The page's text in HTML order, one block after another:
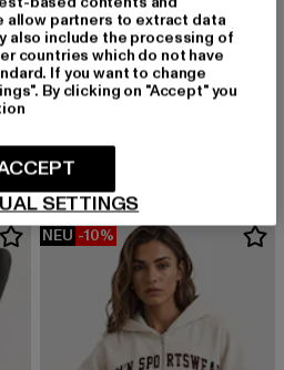
79,99 EUR
AIMN
80,99 EUR
Derzeitiger Preis: 80,99 EUR
NEU -10%
allow partners to extract data
also include the processing of
countries which do not have
If you want to change
By clicking on "Accept" you
SETTINGS